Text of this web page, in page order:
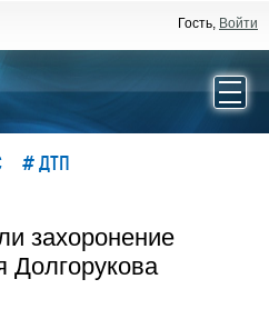
Гость, Войти
# ДТП
захоронение
Долгорукова